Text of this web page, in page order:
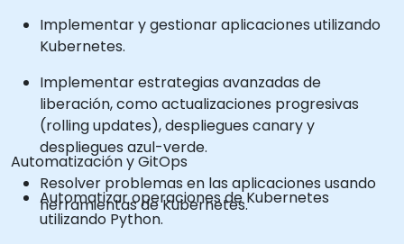
Implementar y gestionar aplicaciones utilizando
Kubernetes.
Implementar estrategias avanzadas de
liberación, como actualizaciones progresivas
(rolling updates), despliegues canary y
despliegues azul-verde.
Resolver problemas en las aplicaciones usando
herramientas de Kubernetes.
Automatización y GitOps
Automatizar operaciones de Kubernetes
utilizando Python.